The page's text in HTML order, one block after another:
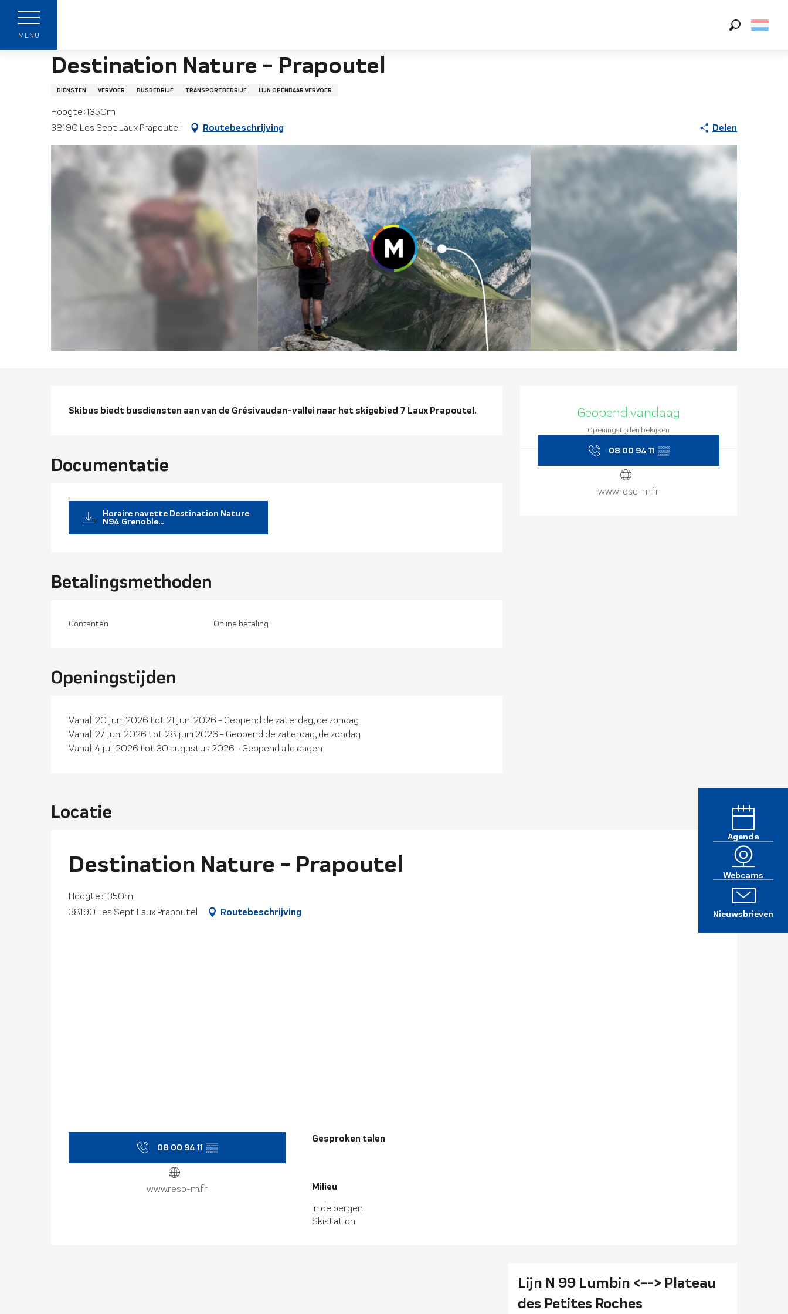
contenu
principal
MENU
Agenda
Webcams
Nieuwsbrieven
Destination Nature - Prapoutel
DIENSTEN VERVOER BUSBEDRIJF TRANSPORTBEDRIJF LIJN OPENBAAR VERVOER
Hoogte : 1350m
38190 Les Sept Laux Prapoutel
Routebeschrijving Delen
Geopend vandaag
Openingstijden bekijken
08 00 94 11 ▒▒
www.reso-m.fr
Beschrijving
Skibus biedt busdiensten aan van de Grésivaudan-vallei naar het skigebied 7 Laux Prapoutel.
Documentatie
Horaire navette Destination Nature
N94 Grenoble...
Betalingsmethoden
Contanten Online betaling
Openingstijden
Vanaf 20 juni 2026 tot 21 juni 2026 - Geopend de zaterdag, de zondag
Vanaf 27 juni 2026 tot 28 juni 2026 - Geopend de zaterdag, de zondag
Vanaf 4 juli 2026 tot 30 augustus 2026 - Geopend alle dagen
Locatie
Destination Nature - Prapoutel
Hoogte : 1350m
38190 Les Sept Laux Prapoutel
Routebeschrijving
08 00 94 11 ▒▒
www.reso-m.fr
Gesproken talen
Gesproken talen
Milieu
Milieu
In de bergen
Skistation
Lijn N 99 Lumbin <--> Plateau
des Petites Roches